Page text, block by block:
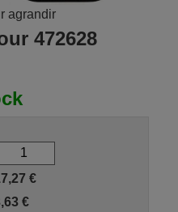
agrandir
472628
€
€